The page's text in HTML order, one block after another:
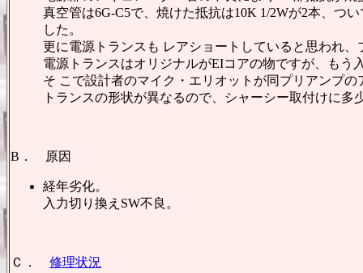
真空管は6G-C5で、焼けた抵抗は10K 1/2Wが2本、つ
した。
更に電源トランスも レアショートしていると思われ
電源トランスはオリジナルがEIコアの物ですが、もう
そ こで設計者のマイク・エリオットが同プリアンプ
トランスの形状が異なるので、シャーシー取付けに多
B． 原因
経年劣化。
入力切り換えSW不良。
Ｃ． 修理状況